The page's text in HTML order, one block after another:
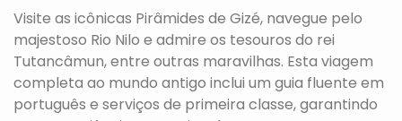
Visite as icônicas Pirâmides de Gizé, navegue pelo
majestoso Rio Nilo e admire os tesouros do rei
Tutancâmun, entre outras maravilhas. Esta viagem
completa ao mundo antigo inclui um guia fluente em
português e serviços de primeira classe, garantindo